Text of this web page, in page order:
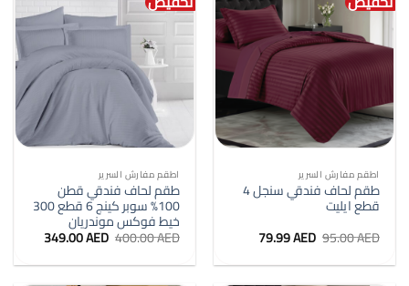
اطقم مفارش السرير
طقم لحاف فندقي سنجل 4
قطع ايليت
95.00AED السعر
الأصلي
هو:
95.00 AED.
79.99AED
هو:
79.99 AED.
اطقم مفارش السرير
طقم لحاف فندقي قطن
100% سوبر كينج 6 قطع 300
خيط فوكس موندريان
400.00AED السعر
الأصلي
هو:
400.00 AED.
349.00AED
هو:
349.00 AED.